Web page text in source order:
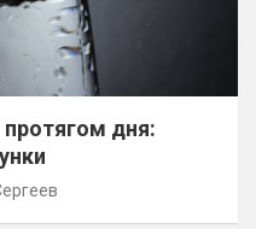
протягом дня: